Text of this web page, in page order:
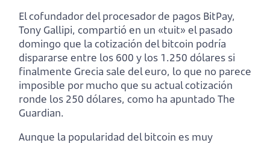
El cofundador del procesador de pagos BitPay,
Tony Gallipi, compartió en un «tuit» el pasado
domingo que la cotización del bitcoin podría
dispararse entre los 600 y los 1.250 dólares si
finalmente Grecia sale del euro, lo que no parece
imposible por mucho que su actual cotización
ronde los 250 dólares, como ha apuntado The
Guardian.
Aunque la popularidad del bitcoin es muy